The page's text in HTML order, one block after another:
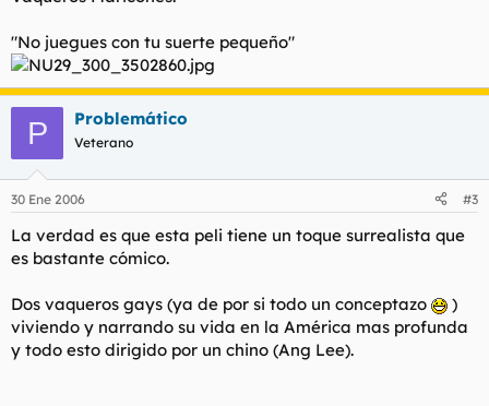
"No juegues con tu suerte pequeño"
P Problemático
Veterano
30 Ene 2006 #3
La verdad es que esta peli tiene un toque surrealista que
es bastante cómico.
Dos vaqueros gays (ya de por si todo un conceptazo
)
viviendo y narrando su vida en la América mas profunda
y todo esto dirigido por un chino (Ang Lee).